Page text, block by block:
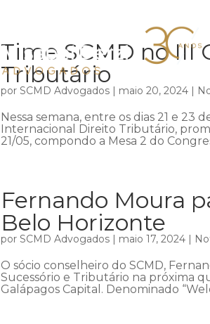
Time SCMD no III
Tributário
porSCMD Advogados | maio 20, 2024 |
Nessa semana, entre os dias 21 e 23
Internacional Direito Tributário,
21/05, compondo a Mesa 2 do
Fernando Moura
Belo Horizonte
porSCMD Advogados | maio 17, 2024 |
O sócio conselheiro do SCMD,
Sucessório e Tributário na próxima
Galápagos Capital. Denominado